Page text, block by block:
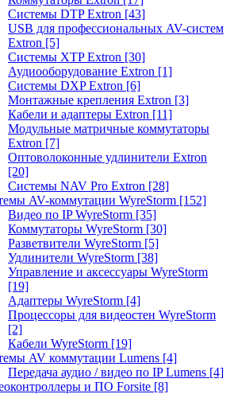
Системы DTP Extron [43]
USB для профессиональных AV-систем
Extron [5]
Системы XTP Extron [30]
Аудиооборудование Extron [1]
Системы DXP Extron [6]
Монтажные крепления Extron [3]
Кабели и адаптеры Extron [11]
Модульные матричные коммутаторы
Extron [7]
Оптоволоконные удлинители Extron
[20]
Системы NAV Pro Extron [28]
AV-коммутации WyreStorm [152]
Видео по IP WyreStorm [35]
Коммутаторы WyreStorm [30]
Разветвители WyreStorm [5]
Удлинители WyreStorm [38]
Управление и аксессуары WyreStorm
[19]
Адаптеры WyreStorm [4]
Процессоры для видеостен WyreStorm
[2]
Кабели WyreStorm [19]
AV коммутации Lumens [4]
Передача аудио / видео по IP Lumens [4]
и ПО Forsite [8]